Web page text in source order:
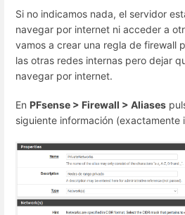
Si no indicamos nada, el servidor
navegar por internet ni acceder a
vamos a crear una regla de firewall
las otras redes internas pero dejar
navegar por internet.
En PFsense > Firewall > Aliases
siguiente información (exactamente